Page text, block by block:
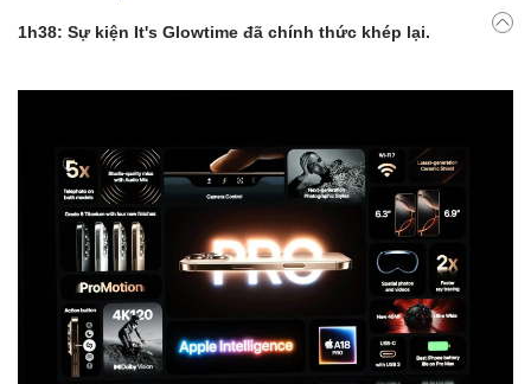
1h38: Sự kiện It's Glowtime đã chính thức khép lại.